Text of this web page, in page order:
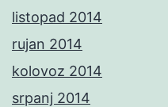
listopad 2014
rujan 2014
kolovoz 2014
srpanj 2014